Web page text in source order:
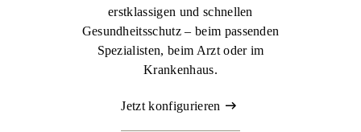
erstklassigen und schnellen
Gesundheitsschutz – beim passenden
Spezialisten, beim Arzt oder im
Krankenhaus.
Jetzt konfigurieren